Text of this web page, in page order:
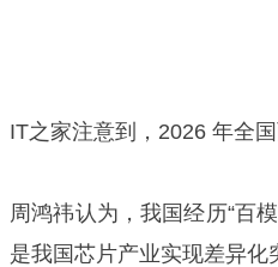
IT之家注意到，2026 年全
周鸿祎认为，我国经历“百
是我国芯片产业实现差异化